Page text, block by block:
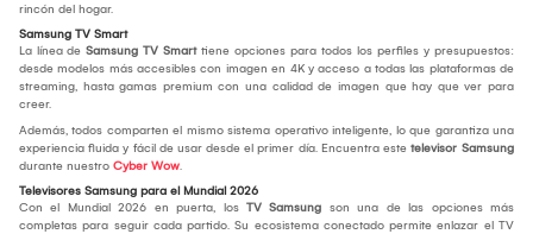
rincón del hogar.
Samsung TV Smart
La línea de Samsung TV Smarttiene opciones para todos los perfiles y presupuestos:
desde modelos más accesibles con imagen en 4K y acceso a todas las plataformas de
streaming, hasta gamas premium con una calidad de imagen que hay que ver para
creer.
Además, todos comparten el mismo sistema operativo inteligente, lo que garantiza una
experiencia fluida y fácil de usar desde el primer día. Encuentra este televisor Samsung
durante nuestro Cyber Wow.
Televisores Samsung para el Mundial 2026
Con el Mundial 2026 en puerta, los TV Samsung son una de las opciones más
completas para seguir cada partido. Su ecosistema conectado permite enlazar el TV